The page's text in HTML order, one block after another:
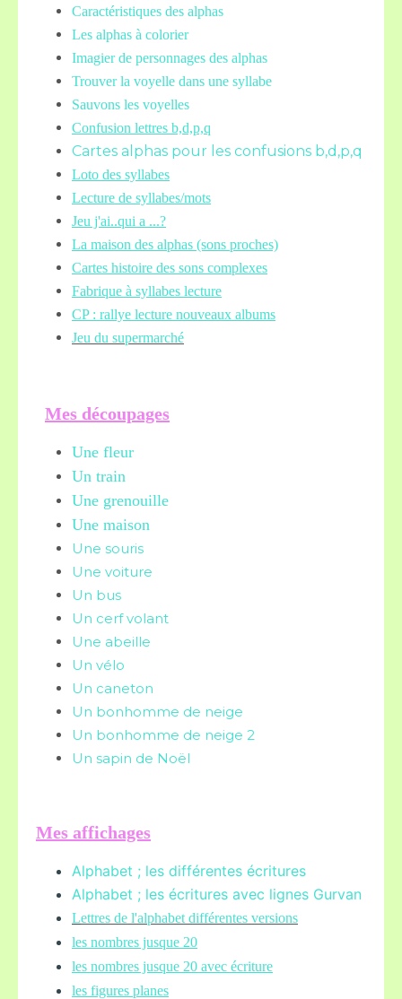
Caractéristiques des alphas
Les alphas à colorier
Imagier de personnages des alphas
Trouver la voyelle dans une syllabe
Sauvons les voyelles
Confusion lettres b,d,p,q
Cartes alphas pour les confusions b,d,p,q
Loto des syllabes
Lecture de syllabes/mots
Jeu j'ai..qui a ...?
La maison des alphas (sons proches)
Cartes histoire des sons complexes
Fabrique à syllabes lecture
CP : rallye lecture nouveaux albums
Jeu du supermarché
Mes découpages
Une fleur
Un train
Une grenouille
Une maison
Une souris
Une voiture
Un bus
Un cerf volant
Une abeille
Un vélo
Un caneton
Un bonhomme de neige
Un bonhomme de neige 2
Un sapin de Noël
Mes affichages
Alphabet ; les différentes écritures
Alphabet ; les écritures avec lignes Gurvan
Lettres de l'alphabet différentes versions
les nombres jusque 20
les nombres jusque 20 avec écriture
les figures planes